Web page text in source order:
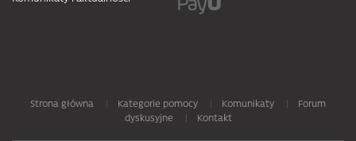
Strona główna Kategorie pomocy Komunikaty
Forum
dyskusyjne
Kontakt